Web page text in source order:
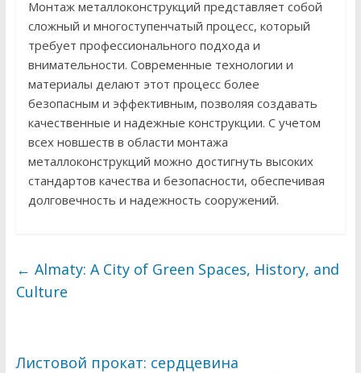
Монтаж металлоконструкций представляет собой
сложный и многоступенчатый процесс, который
требует профессионального подхода и
внимательности. Современные технологии и
материалы делают этот процесс более
безопасным и эффективным, позволяя создавать
качественные и надежные конструкции. С учетом
всех новшеств в области монтажа
металлоконструкций можно достигнуть высоких
стандартов качества и безопасности, обеспечивая
долговечность и надежность сооружений.
← Almaty: A City of Green Spaces, History, and
Culture
Листовой прокат: сердцевина